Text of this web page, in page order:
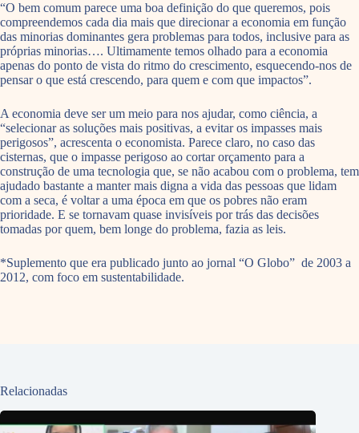
“O bem comum parece uma boa definição do que queremos, pois
compreendemos cada dia mais que direcionar a economia em função
das minorias dominantes gera problemas para todos, inclusive para as
próprias minorias…. Ultimamente temos olhado para a economia
apenas do ponto de vista do ritmo do crescimento, esquecendo-nos de
pensar o que está crescendo, para quem e com que impactos”.
A economia deve ser um meio para nos ajudar, como ciência, a
“selecionar as soluções mais positivas, a evitar os impasses mais
perigosos”, acrescenta o economista. Parece claro, no caso das
cisternas, que o impasse perigoso ao cortar orçamento para a
construção de uma tecnologia que, se não acabou com o problema, tem
ajudado bastante a manter mais digna a vida das pessoas que lidam
com a seca, é voltar a uma época em que os pobres não eram
prioridade. E se tornavam quase invisíveis por trás das decisões
tomadas por quem, bem longe do problema, fazia as leis.
*Suplemento que era publicado junto ao jornal “O Globo” de 2003 a
2012, com foco em sustentabilidade.
Relacionadas